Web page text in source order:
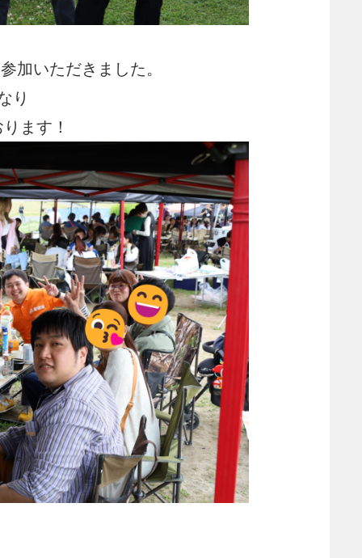
加いただきました。
り
ます！